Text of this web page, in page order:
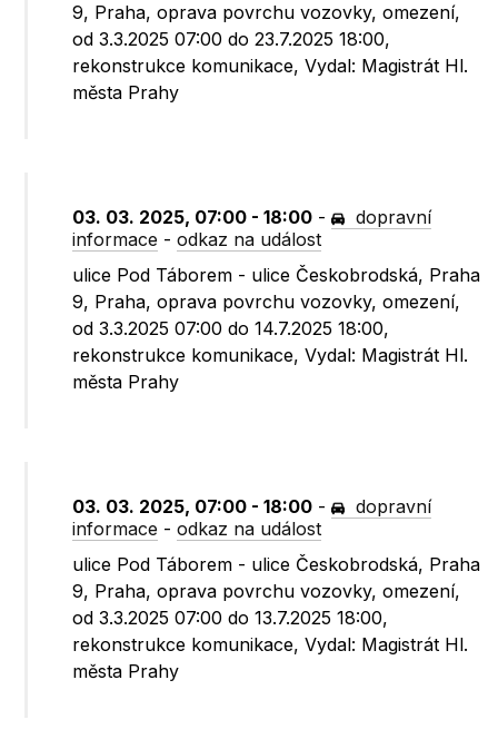
9, Praha, oprava povrchu vozovky, omezení,
od 3.3.2025 07:00 do 23.7.2025 18:00,
rekonstrukce komunikace, Vydal: Magistrát Hl.
města Prahy
03. 03. 2025, 07:00 - 18:00 -
dopravní
informace -odkaz na událost
ulice Pod Táborem - ulice Českobrodská, Praha
9, Praha, oprava povrchu vozovky, omezení,
od 3.3.2025 07:00 do 14.7.2025 18:00,
rekonstrukce komunikace, Vydal: Magistrát Hl.
města Prahy
03. 03. 2025, 07:00 - 18:00 -
dopravní
informace -odkaz na událost
ulice Pod Táborem - ulice Českobrodská, Praha
9, Praha, oprava povrchu vozovky, omezení,
od 3.3.2025 07:00 do 13.7.2025 18:00,
rekonstrukce komunikace, Vydal: Magistrát Hl.
města Prahy